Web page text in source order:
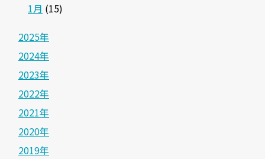
1月 (15)
2025年
2024年
2023年
2022年
2021年
2020年
2019年